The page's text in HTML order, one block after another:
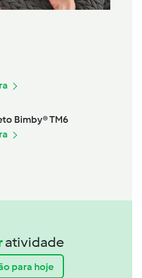
Bimby® TM6
atividade
para hoje